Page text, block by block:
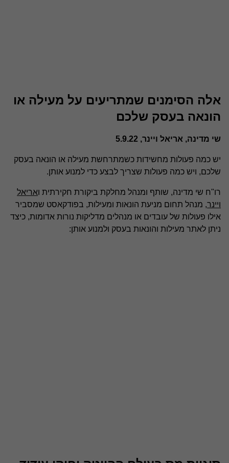
אלה הסימנים שמתריעים על מעילה או
הונאה בעסק שלכם
שי מדינה, אריאל ויינר, 5.9.22
יש כמה פעולות מחשידות כשמתרחשת מעילה או הונאה בעסק
שלכם, ויש כמה פעולות שצריך לבצע כדי למנוע אותן.
רו"ח שי מדינה, שותף ומנהל מחלקת ביקורת חקירתית ואריאל
ויינר, מנהל תחום מניעת הונאות ומעילות, בפודקאסט שמסביר
אילו פעולות של עובדים או מנהלים מדליקות נורות אדומות, כיצד
ניתן לאתר מעילות והונאות בעסק ולמנוע אותן: